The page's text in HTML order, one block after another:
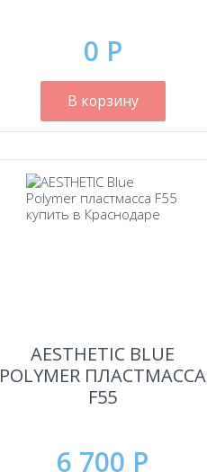
0 Р
В корзину
AESTHETIC BLUE
POLYMER ПЛАСТМАССА
F55
6 700 Р